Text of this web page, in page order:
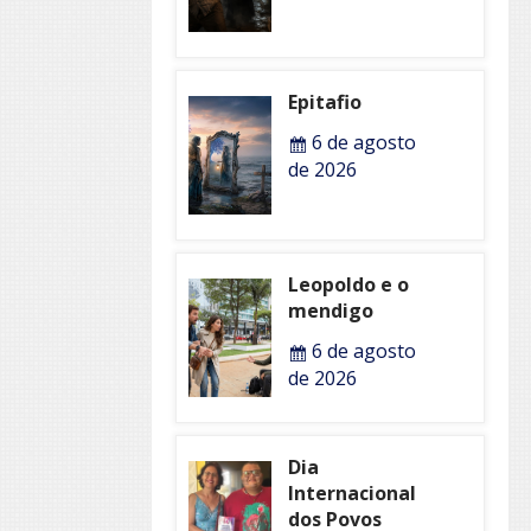
Epitafio
6 de agosto
de 2026
Leopoldo e o
mendigo
6 de agosto
de 2026
Dia
Internacional
dos Povos